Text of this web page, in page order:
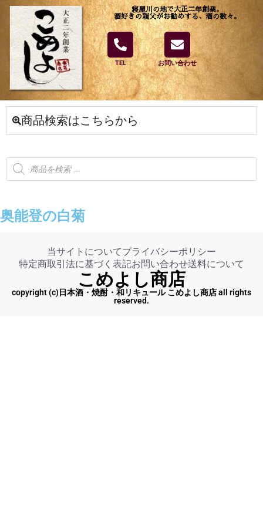
寝屋川の地で大正二年創業。
酒好きの親父がお勧めする、酒の数々。
TEL お問い合わせ
商品検索はこちらから
奥能登の白菊
当サイトについてプライバシーポリシー
特定商取引法に基づく表記お問い合わせ送料について
こめよし商店
copyright (c)日本酒・焼酎・和リキュール こめよし商店 all rights
reserved.